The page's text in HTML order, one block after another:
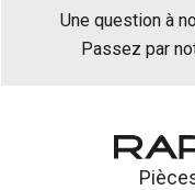
Une question à
Passez par